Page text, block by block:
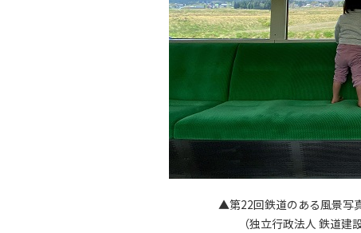
▲第22回鉄道のある風景写
（独立行政法人 鉄道建